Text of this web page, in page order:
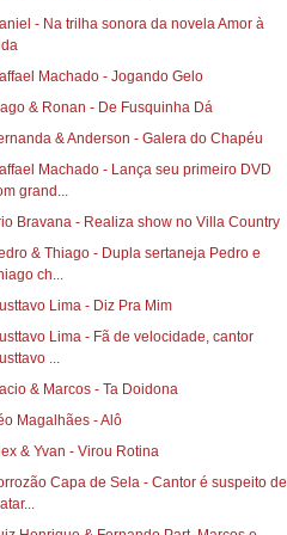
- Na trilha sonora da novela Amor à
Machado - Jogando Gelo
& Ronan - De Fusquinha Dá
& Anderson - Galera do Chapéu
Machado - Lança seu primeiro DVD
grand...
Bravana - Realiza show no Villa Country
& Thiago - Dupla sertaneja Pedro e
ch...
Lima - Diz Pra Mim
Lima - Fã de velocidade, cantor
...
& Marcos - Ta Doidona
Magalhães - Alô
& Yvan - Virou Rotina
Capa de Sela - Cantor é suspeito de